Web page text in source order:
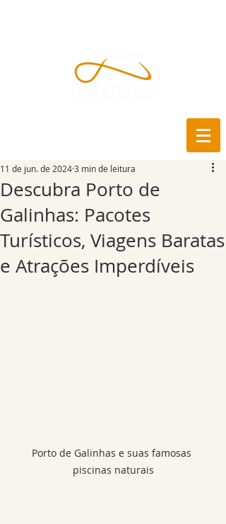
Descubra Porto de
Galinhas: Pacotes
Turísticos, Viagens Baratas
e Atrações Imperdíveis
11 de jun. de 20243 min de leitura
Porto de Galinhas e suas famosas
piscinas naturais